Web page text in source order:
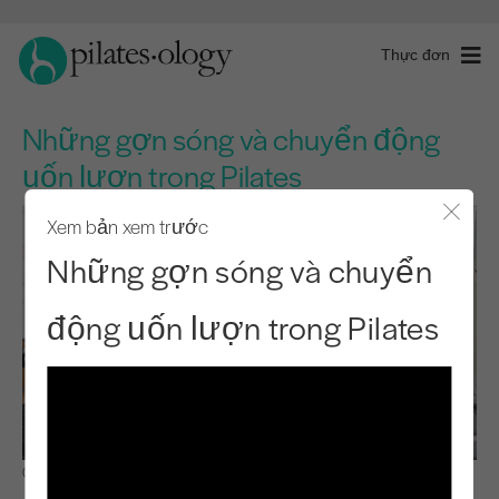
Thực đơn
Những gợn sóng và chuyển động
uốn lượn trong Pilates
Xem bản xem trước
Những gợn sóng và chuyển
động uốn lượn trong Pilates
Quan sát & Học hỏi